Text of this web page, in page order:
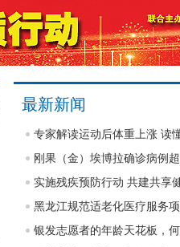
最新新闻
专家解读运动后体重上涨 读
刚果（金）埃博拉确诊病例
实施残疾预防行动 共建共享
黑龙江规范适老化医疗服务项
银发志愿者的年龄天花板，